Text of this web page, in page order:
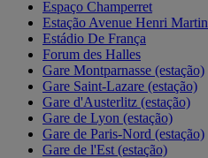
Espaço Champerret
Estação Avenue Henri Martin
Estádio De França
Forum des Halles
Gare Montparnasse (estação)
Gare Saint-Lazare (estação)
Gare d'Austerlitz (estação)
Gare de Lyon (estação)
Gare de Paris-Nord (estação)
Gare de l'Est (estação)